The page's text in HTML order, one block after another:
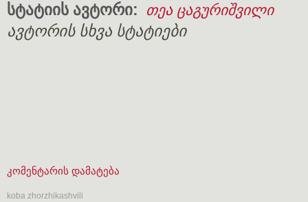
სტატიის ავტორი: თეა ცაგურიშვილი
ავტორის სხვა სტატიები
კომენტარის დამატება
koba zhorzhikashvili